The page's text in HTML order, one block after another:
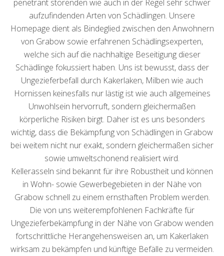
penetrant störenden wie auch in der Regel sehr schwer
aufzufindenden Arten von Schädlingen. Unsere
Homepage dient als Bindeglied zwischen den Anwohnern
von Grabow sowie erfahrenen Schädlingsexperten,
welche sich auf die nachhaltige Beseitigung dieser
Schädlinge fokussiert haben. Uns ist bewusst, dass der
Ungezieferbefall durch Kakerlaken, Milben wie auch
Hornissen keinesfalls nur lästig ist wie auch allgemeines
Unwohlsein hervorruft, sondern gleichermaßen
körperliche Risiken birgt. Daher ist es uns besonders
wichtig, dass die Bekämpfung von Schädlingen in Grabow
bei weitem nicht nur exakt, sondern gleichermaßen sicher
sowie umweltschonend realisiert wird.
Kellerasseln sind bekannt für ihre Robustheit und können
in Wohn- sowie Gewerbegebieten in der Nähe von
Grabow schnell zu einem ernsthaften Problem werden.
Die von uns weiterempfohlenen Fachkräfte für
Ungezieferbekämpfung in der Nähe von Grabow wenden
fortschrittliche Herangehensweisen an, um Kakerlaken
wirksam zu bekämpfen und künftige Befälle zu vermeiden.